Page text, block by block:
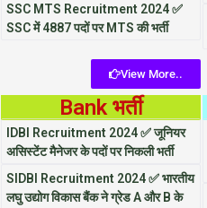
SSC MTS Recruitment 2024 ✅
SSC में 4887 पदों पर MTS की भर्ती
View More..
Bank भर्ती
IDBI Recruitment 2024 ✅ जूनियर
असिस्टेंट मैनेजर के पदों पर निकली भर्ती
SIDBI Recruitment 2024 ✅ भारतीय
लघु उद्योग विकास बैंक ने ग्रेड A और B के